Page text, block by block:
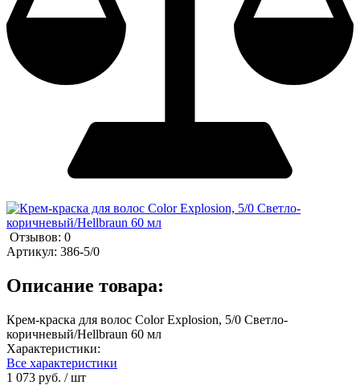
Отзывов: 0
Артикул: 386-5/0
Описание товара:
Крем-краска для волос Color Explosion, 5/0 Светло-
коричневый/Hеllbraun 60 мл
Характеристики:
Все характеристики
1 073 руб. / шт